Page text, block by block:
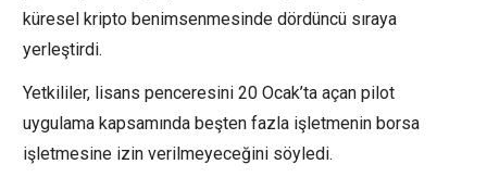
küresel kripto benimsenmesinde dördüncü sıraya
yerleştirdi.
Yetkililer, lisans penceresini 20 Ocak’ta açan pilot
uygulama kapsamında beşten fazla işletmenin borsa
işletmesine izin verilmeyeceğini söyledi.